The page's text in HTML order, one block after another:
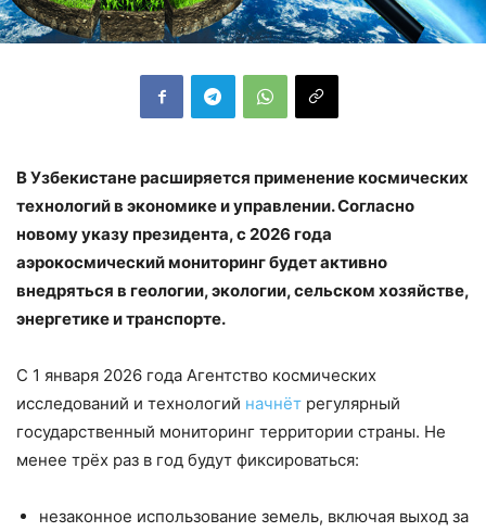
В Узбекистане расширяется применение космических
технологий в экономике и управлении. Согласно
новому указу президента, с 2026 года
аэрокосмический мониторинг будет активно
внедряться в геологии, экологии, сельском хозяйстве,
энергетике и транспорте.
С 1 января 2026 года Агентство космических
исследований и технологий начнёт регулярный
государственный мониторинг территории страны. Не
менее трёх раз в год будут фиксироваться:
незаконное использование земель, включая выход за